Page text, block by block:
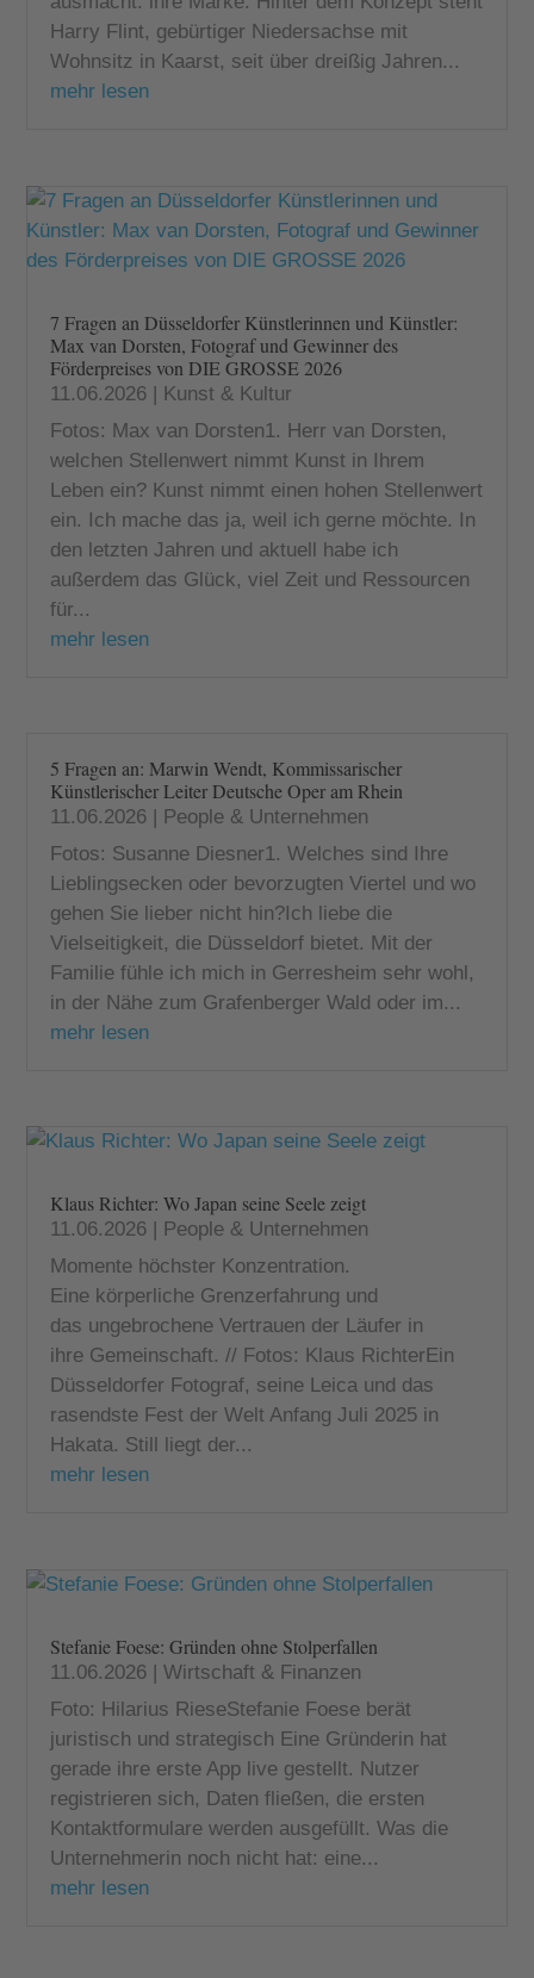
Harry Flint, gebürtiger Niedersachse mit
Wohnsitz in Kaarst, seit über dreißig Jahren...
mehr lesen
7 Fragen an Düsseldorfer Künstlerinnen und Künstler:
Max van Dorsten, Fotograf und Gewinner des
Förderpreises von DIE GROSSE 2026
11.06.2026 | Kunst & Kultur
Fotos: Max van Dorsten1. Herr van Dorsten,
welchen Stellenwert nimmt Kunst in Ihrem
Leben ein? Kunst nimmt einen hohen Stellenwert
ein. Ich mache das ja, weil ich gerne möchte. In
den letzten Jahren und aktuell habe ich
außerdem das Glück, viel Zeit und Ressourcen
für...
mehr lesen
5 Fragen an: Marwin Wendt, Kommissarischer
Künstlerischer Leiter Deutsche Oper am Rhein
11.06.2026 | People & Unternehmen
Fotos: Susanne Diesner1. Welches sind Ihre
Lieblingsecken oder bevorzugten Viertel und wo
gehen Sie lieber nicht hin?Ich liebe die
Vielseitigkeit, die Düsseldorf bietet. Mit der
Familie fühle ich mich in Gerresheim sehr wohl,
in der Nähe zum Grafenberger Wald oder im...
mehr lesen
Klaus Richter: Wo Japan seine Seele zeigt
11.06.2026
People & Unternehmen
Momente höchster Konzentration.
Eine körperliche Grenzerfahrung und
das ungebrochene Vertrauen der Läufer in
ihre Gemeinschaft. // Fotos: Klaus RichterEin
Düsseldorfer Fotograf, seine Leica und das
rasendste Fest der Welt Anfang Juli 2025 in
Hakata. Still liegt der...
mehr lesen
Stefanie Foese: Gründen ohne Stolperfallen
11.06.2026 |Wirtschaft & Finanzen
Foto: Hilarius RieseStefanie Foese berät
juristisch und strategisch Eine Gründerin hat
gerade ihre erste App live gestellt. Nutzer
registrieren sich, Daten fließen, die ersten
Kontaktformulare werden ausgefüllt. Was die
Unternehmerin noch nicht hat: eine...
mehr lesen